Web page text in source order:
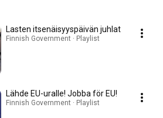
Lasten itsenäisyyspäivän juhlat
Finnish Government · Playlist
Lähde EU-uralle! Jobba för EU!
Finnish Government · Playlist